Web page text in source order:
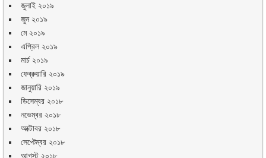
জুলাই ২০১৯
জুন ২০১৯
মে ২০১৯
এপ্রিল ২০১৯
মার্চ ২০১৯
ফেব্রুয়ারি ২০১৯
জানুয়ারি ২০১৯
ডিসেম্বর ২০১৮
নভেম্বর ২০১৮
অক্টোবর ২০১৮
সেপ্টেম্বর ২০১৮
আগস্ট ২০১৮